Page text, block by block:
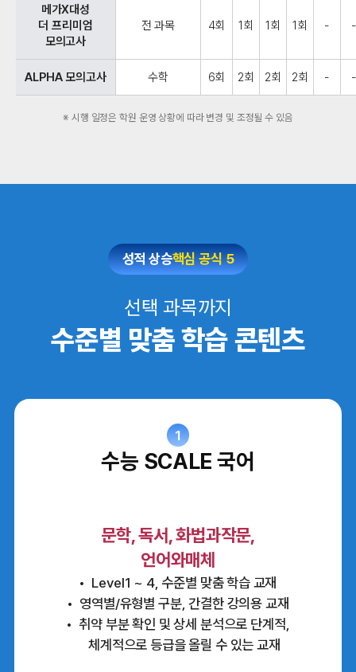
메가X대성
더 프리미엄
모의고사
전 과목 4회 1회 1회 1회 - -
ALPHA 모의고사 수학 6회 2회 2회 2회 - -
※ 시행 일정은 학원 운영 상황에 따라 변경 및 조정될 수 있음
성적 상승핵심 공식 5
선택 과목까지
수준별 맞춤 학습 콘텐츠
1
수능 SCALE 국어
문학, 독서, 화법과작문,
언어와매체
Level1 ~ 4, 수준별 맞춤 학습 교재
영역별/유형별 구분, 간결한 강의용 교재
취약 부분 확인 및 상세 분석으로 단계적,
체계적으로 등급을 올릴 수 있는 교재